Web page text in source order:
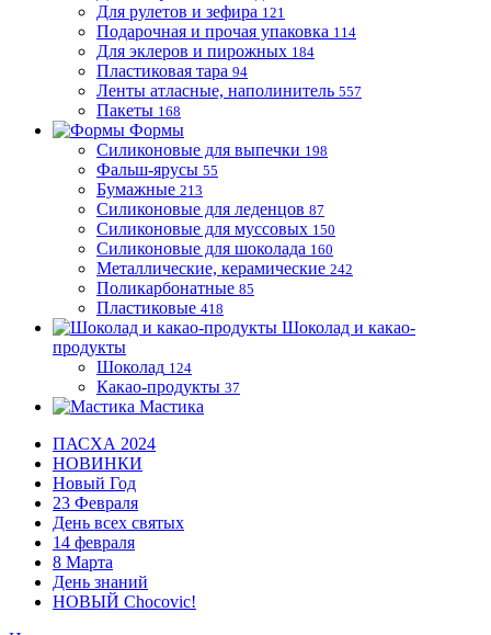
Для рулетов и зефира 121
Подарочная и прочая упаковка 114
Для эклеров и пирожных 184
Пластиковая тара 94
Ленты атласные, наполинитель 557
Пакеты 168
Формы
Силиконовые для выпечки 198
Фальш-ярусы 55
Бумажные 213
Силиконовые для леденцов 87
Силиконовые для муссовых 150
Силиконовые для шоколада 160
Металлические, керамические 242
Поликарбонатные 85
Пластиковые 418
Шоколад и какао-
продукты
Шоколад 124
Какао-продукты 37
Мастика
ПАСХА 2024
НОВИНКИ
Новый Год
23 Февраля
День всех святых
14 февраля
8 Марта
День знаний
НОВЫЙ Chocovic!